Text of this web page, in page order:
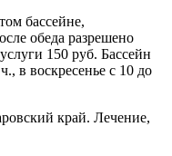
бассейне,
обеда разрешено
150 руб. Бассейн
в воскресенье с 10 до